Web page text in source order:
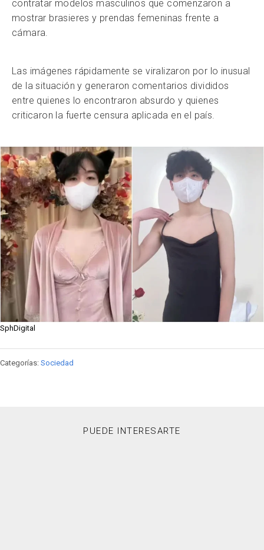
contratar modelos masculinos que comenzaron a
mostrar brasieres y prendas femeninas frente a
cámara.
Las imágenes rápidamente se viralizaron por lo inusual
de la situación y generaron comentarios divididos
entre quienes lo encontraron absurdo y quienes
criticaron la fuerte censura aplicada en el país.
SphDigital
Categorías: Sociedad
PUEDE INTERESARTE